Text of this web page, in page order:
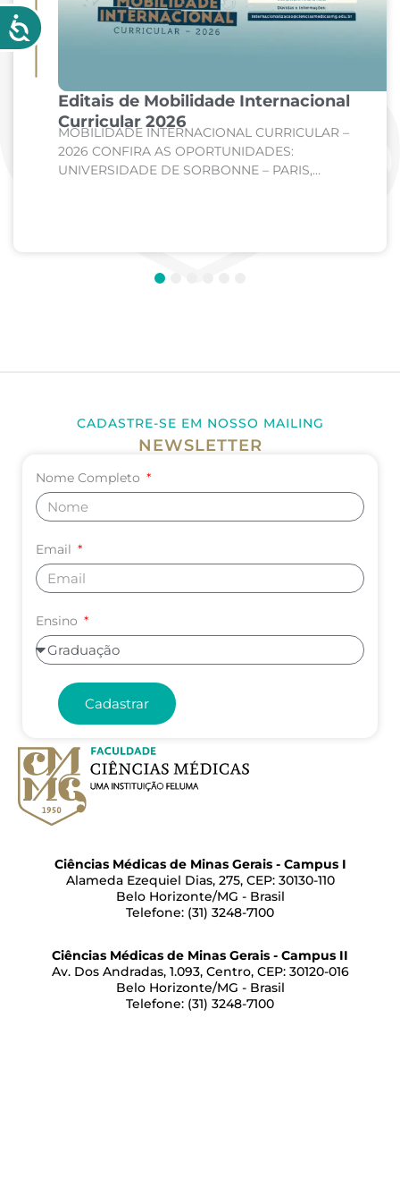
Editais de Mobilidade Internacional
Curricular 2026
MOBILIDADE INTERNACIONAL CURRICULAR –
2026 CONFIRA AS OPORTUNIDADES:
UNIVERSIDADE DE SORBONNE – PARIS,
4
CADASTRE-SE EM NOSSO MAILING
NEWSLETTER
Nome Completo
Email
Ensino
Cadastrar
Ciências Médicas de Minas Gerais - Campus I
Alameda Ezequiel Dias, 275, CEP: 30130-110
Belo Horizonte/MG - Brasil
Telefone: (31) 3248-7100
Ciências Médicas de Minas Gerais - Campus II
Av. Dos Andradas, 1.093, Centro, CEP: 30120-016
Belo Horizonte/MG - Brasil
Telefone: (31) 3248-7100